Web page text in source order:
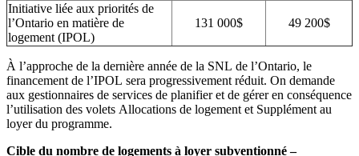
Initiative liée aux priorités de
l’Ontario en matière de
logement (IPOL)
131 000$ 49 200$
À l’approche de la dernière année de la SNL de l’Ontario, le
financement de l’IPOL sera progressivement réduit. On demande
aux gestionnaires de services de planifier et de gérer en conséquence
l’utilisation des volets Allocations de logement et Supplément au
loyer du programme.
Cible du nombre de logements à loyer subventionné –